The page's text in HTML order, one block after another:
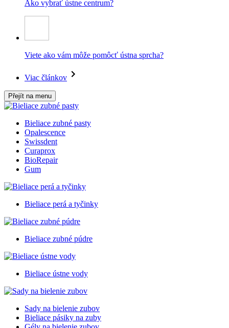
Ako vybrať ústne centrum?
Viete ako vám môže pomôcť ústna sprcha?
Viac článkov
Přejít na menu
Bieliace zubné pasty
Opalescence
Swissdent
Curaprox
BioRepair
Gum
Bieliace perá a tyčinky
Bieliace zubné púdre
Bieliace ústne vody
Sady na bielenie zubov
Bieliace pásiky na zuby